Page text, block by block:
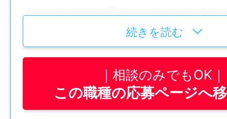
放課後等デイサービスで、子どもたちへの
指導、送迎などを担当します。
一人ひとりの発達段階や特性に合わせて、
【具体的には】
・機能訓練
プリメーラでは、子どもたちの発達や身体
て、機能訓練や活動支援を行っています。
遊びや学習、日々の活動を通じて、子ども
「できること」を増やしていけるようサポ
────────────────
＼子どもたちの成長を身体面からサポート
続きを読む
相談のみでもOK
この職種の応募ページへ